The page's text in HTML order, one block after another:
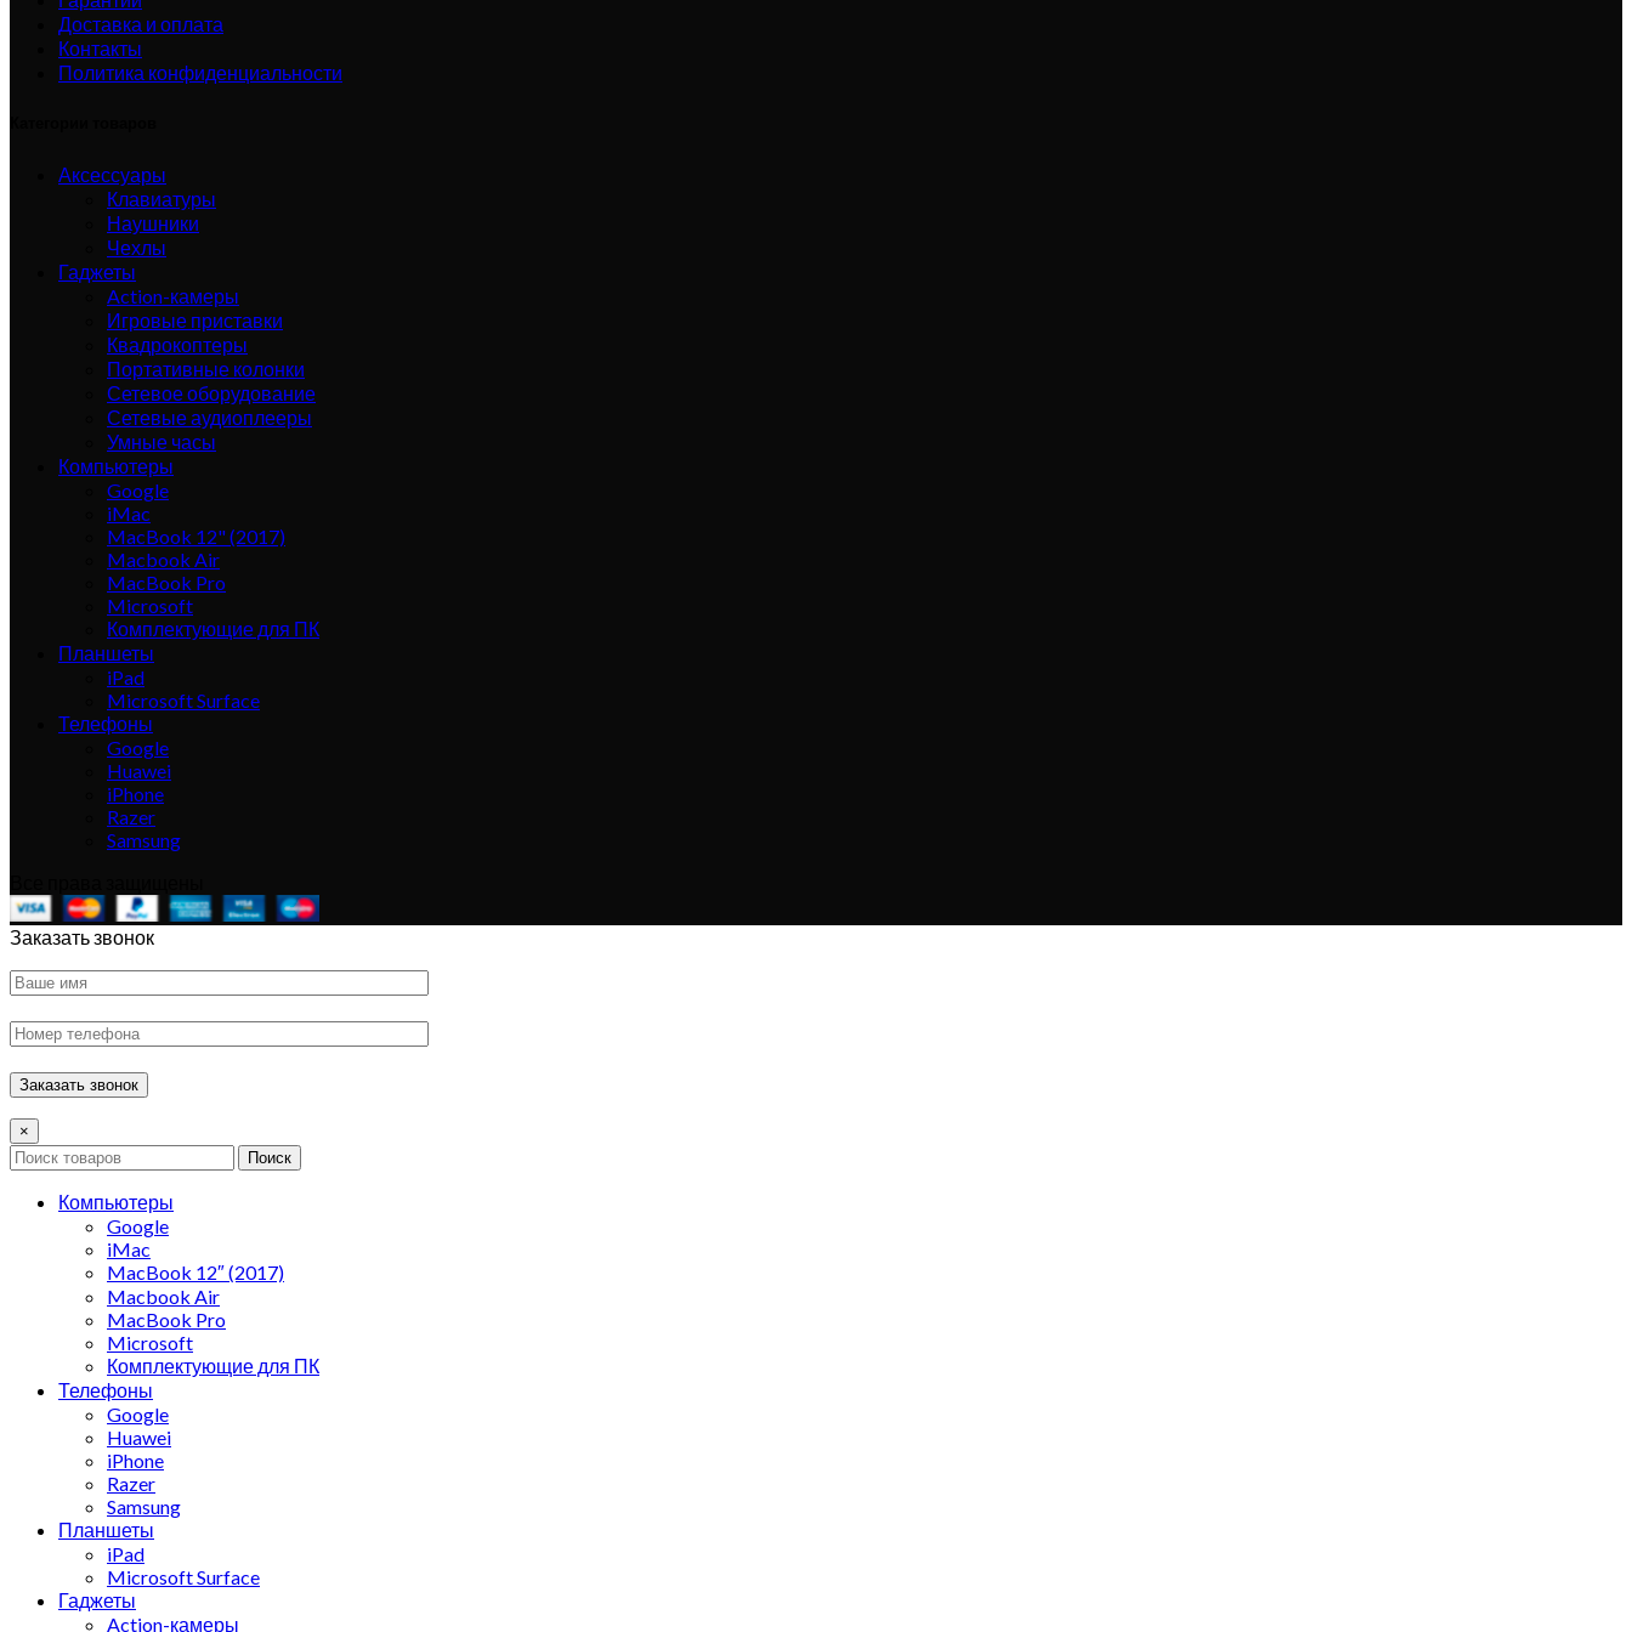
Доставка и оплата
Контакты
Политика конфиденциальности
Аксессуары
Клавиатуры
Наушники
Чехлы
Гаджеты
Action-камеры
Игровые приставки
Квадрокоптеры
Портативные колонки
Сетевое оборудование
Сетевые аудиоплееры
Умные часы
Компьютеры
Google
iMac
MacBook 12" (2017)
Macbook Air
MacBook Pro
Microsoft
Комплектующие для ПК
Планшеты
iPad
Microsoft Surface
Телефоны
Google
Huawei
iPhone
Razer
Samsung
Заказать звонок
×
Поиск
Компьютеры
Google
iMac
MacBook 12″ (2017)
Macbook Air
MacBook Pro
Microsoft
Комплектующие для ПК
Телефоны
Google
Huawei
iPhone
Razer
Samsung
Планшеты
iPad
Microsoft Surface
Гаджеты
Action-камеры